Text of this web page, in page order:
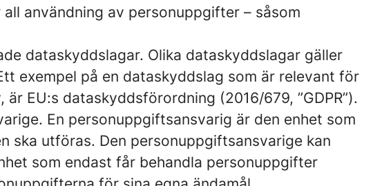
användning av personuppgifter – såsom
dataskyddslagar. Olika dataskyddslagar gäller
exempel på en dataskyddslag som är relevant för
EU:s dataskyddsförordning (2016/679, ”GDPR”).
En personuppgiftsansvarig är den enhet som
ska utföras. Den personuppgiftsansvarige kan
som endast får behandla personuppgifter